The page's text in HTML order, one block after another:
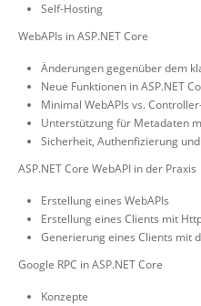
Self-Hosting
WebAPIs in ASP.NET Core
Änderungen gegenüber dem
Neue Funktionen in ASP.NET
Minimal WebAPIs vs.
Unterstützung für Metadaten
Sicherheit, Authenfizierung
ASP.NET Core WebAPI in der Praxis
Erstellung eines WebAPIs
Erstellung eines Clients mit
Generierung eines Clients mit
Google RPC in ASP.NET Core
Konzepte